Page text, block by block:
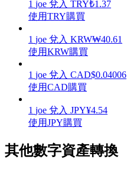
機槍池
一鍵質押鎖定高收益
1 joe 兌入 TRY₺1.37
使用TRY購買
1 joe 兌入 KRW₩40.61
使用KRW購買
1 joe 兌入 CAD$0.04006
使用CAD購買
1 joe 兌入 JPY¥4.54
使用JPY購買
其他數字資產轉換